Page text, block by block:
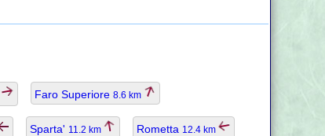
Faro Superiore 8.6 km
Sparta' 11.2 km Rometta 12.4 km